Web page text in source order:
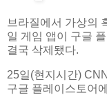
브라질에서 가상의
일 게임 앱이 구글
결국 삭제됐다.
25일(현지시간)
구글 플레이스토어